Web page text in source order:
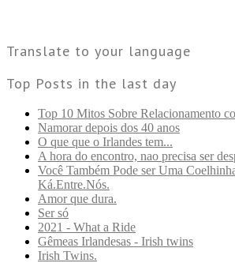
Translate to your language
Top Posts in the last day
Top 10 Mitos Sobre Relacionamento
Namorar depois dos 40 anos
O que que o Irlandes tem...
A hora do encontro, nao precisa ser
Você Também Pode ser Uma
Ká.Entre.Nós.
Amor que dura.
Ser só
2021 - What a Ride
Gêmeas Irlandesas - Irish twins
Irish Twins.